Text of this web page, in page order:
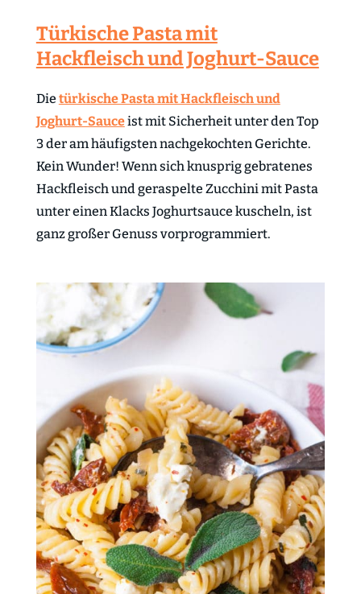
Türkische Pasta mit
Hackfleisch und Joghurt-Sauce
Die türkische Pasta mit Hackfleisch und
Joghurt-Sauceist mit Sicherheit unter den Top
3 der am häufigsten nachgekochten Gerichte.
Kein Wunder! Wenn sich knusprig gebratenes
Hackfleisch und geraspelte Zucchini mit Pasta
unter einen Klacks Joghurtsauce kuscheln, ist
ganz großer Genuss vorprogrammiert.